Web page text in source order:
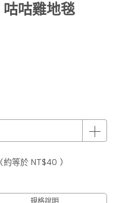
咕雞地毯
約等於 NT$40 )
規格說明